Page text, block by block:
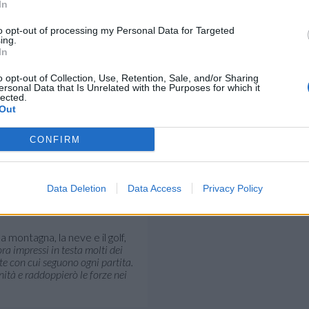
opt-out of processing my Personal Data for Targeted
opt-out of Collection, Use, Retention, Sale, and/or Sharing
Data that Is Unrelated with the Purposes for which it
CONFIRM
Data Deletion Data Access Privacy Policy
scudetto. Ha ricordato
la neve e il golf,
impressi in testa molti dei
con cui seguono ogni partita.
e raddoppierò le forze nei